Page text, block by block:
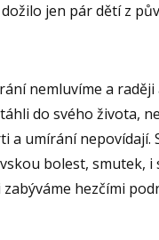
jen pár dětí z
nemluvíme a
do svého života,
a umírání nepovídají.
bolest, smutek, i
hezčími